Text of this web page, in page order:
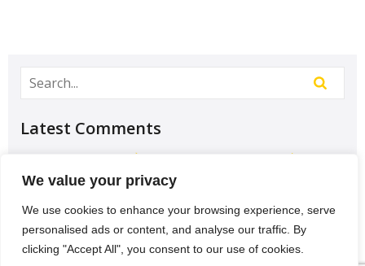
We value your privacy
We use cookies to enhance your browsing experience, serve
personalised ads or content, and analyse our traffic. By
clicking "Accept All", you consent to our use of cookies.
Latest Comments
Học Đại học để có tương lai hơn? – Chưa chắc –
Sividuc.orgonChọn ngành học: sinh viên IT và
12/08/2016
[…] lại thì lại thiếu các kĩ năng của một người